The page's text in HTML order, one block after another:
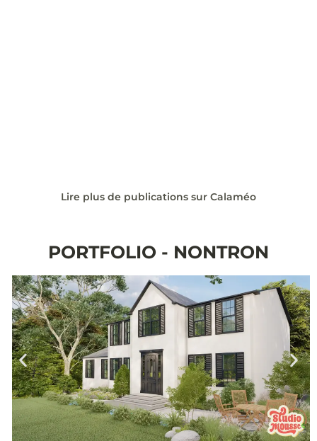
Lire plus de publications sur Calaméo
PORTFOLIO - NONTRON